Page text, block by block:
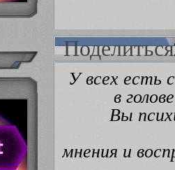
Поделиться
У всех есть
в
Вы
мнения и